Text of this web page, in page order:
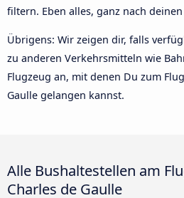
filtern. Eben alles, ganz nach
Übrigens: Wir zeigen dir, falls
zu anderen Verkehrsmitteln wie
Flugzeug an, mit denen Du zum
Gaulle gelangen kannst.
Alle Bushaltestellen am
Charles de Gaulle